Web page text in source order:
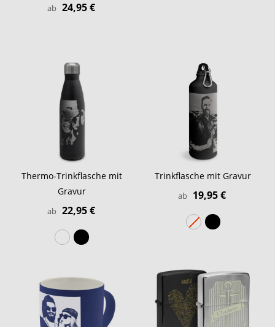
ab 24,95 €
Thermo-Trinkflasche mit
Gravur
ab 22,95 €
Trinkflasche mit Gravur
ab 19,95 €